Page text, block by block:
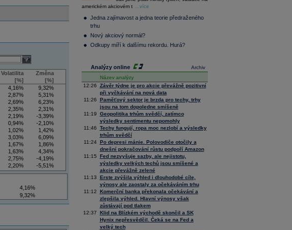
select
Volatilita
[%]
Změna
[%]
4,16%
9,32%
2,87%
5,31%
2,69%
6,23%
2,35%
2,31%
2,19%
-3,39%
0,94%
-2,10%
1,02%
1,42%
3,03%
6,09%
1,67%
1,86%
1,63%
4,34%
2,75%
-4,19%
2,20%
-5,51%
4,34%
9,22%
4,16%
9,32%
Composite
36 376,54 0,66
Tecdax
Performance
index
4 068,78
americkém akciovém t
...více
Jedna zajímavost a jedna teorie předraženého
trhu
Nový akciový normál?
Odkupy míří k dalšímu rekordu. Hurá?
Archiv
Analýzy online
Název analýzy
12:26
Závěr týdne je pro akcie převážně pozitivní
při vyčkávání na nová data
11:26
Paměťový sektor je brzda pro techy, trhy
jsou na tom dopoledne smíšeně
11:19
Geopolitika trhům svědčí, zatímco
výsledky sentimentu nepomohly
11:46
Techy fungují, ropa moc nezlobí a výsledky
trhům svědčí
11:24
Po depresi mánie. Polovodiče otočily a
dnešní pokračování růstu podpoří Amazon
11:15
Fed nezvyšuje sazby, ale nejistotu,
výsledky velkých techů jsou smíšené a
akcie převážně zelené
11:13
Erste zvýšila výhled i dlouhodobé cíle,
výnosy ale zaostaly za očekáváním trhu
11:12
Komerční banka překonala očekávání a
zlepšila výhled. Hlavní výnosy však
zůstávají pod tlakem
12:37
Klid na Blízkém východě skončil a SK
Hynix nepřesvědčil. Čeká se na Fed a
velký tech